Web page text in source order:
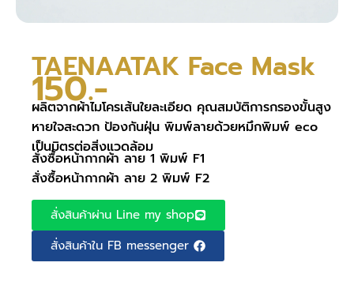
TAENAATAK Face Mask
150.-
ผลิตจากผ้าไมโครเส้นใยละเอียด คุณสมบัติการกรองขั้นสูง
หายใจสะดวก ป้องกันฝุ่น พิมพ์ลายด้วยหมึกพิมพ์ eco
เป็นมิตรต่อสิ่งแวดล้อม
สั่งซื้อหน้ากากผ้า ลาย 1 พิมพ์ F1
สั่งซื้อหน้ากากผ้า ลาย 2 พิมพ์ F2
สั่งสินค้าผ่าน Line my shop
สั่งสินค้าใน FB messenger